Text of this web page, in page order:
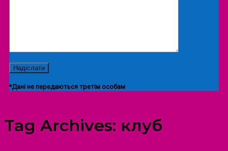
*Дані не передаються третім особам
Tag Archives: клуб